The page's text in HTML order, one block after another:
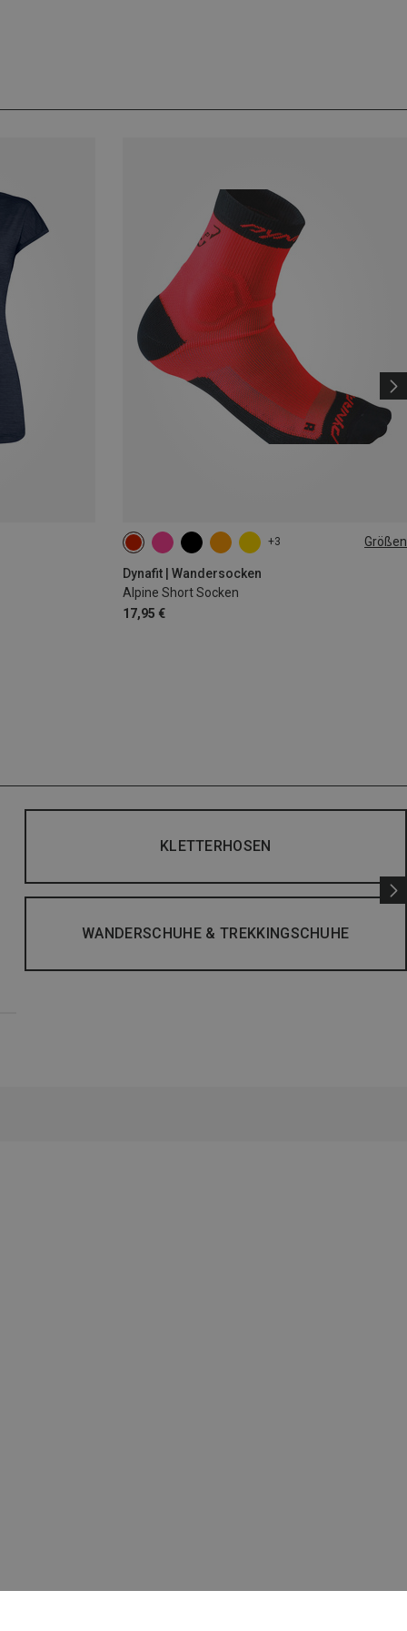
+3 Größen
Dynafit | Wandersocken
Alpine Short Socken
17,95 €
39|40|41|42 43|44|45|46
KLETTERHOSEN
WANDERSCHUHE & TREKKINGSCHUHE